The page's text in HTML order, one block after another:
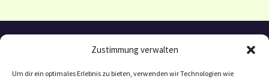
Zustimmung verwalten
Um dir ein optimales Erlebnis zu bieten, verwenden wir Technologien wie